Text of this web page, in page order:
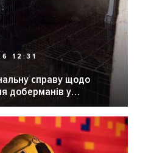
12:31
справу щодо
доберманів у